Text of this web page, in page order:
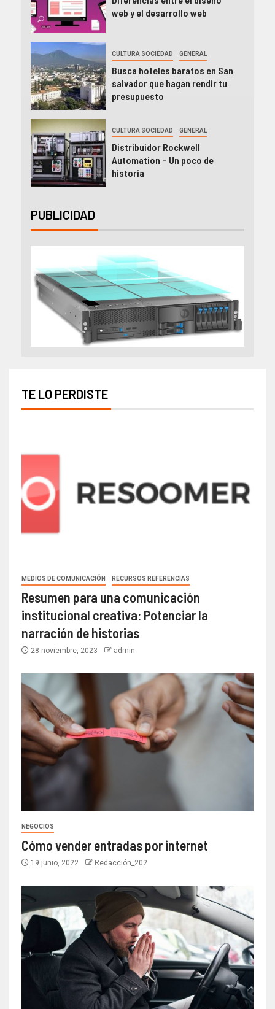
web y el desarrollo web
CULTURA SOCIEDAD GENERAL
Busca hoteles baratos en San
salvador que hagan rendir tu
presupuesto
CULTURA SOCIEDAD GENERAL
Distribuidor Rockwell
Automation – Un poco de
historia
PUBLICIDAD
TE LO PERDISTE
MEDIOS DE COMUNICACIÓN RECURSOS REFERENCIAS
Resumen para una comunicación
institucional creativa: Potenciar la
narración de historias
28 noviembre, 2023 admin
NEGOCIOS
Cómo vender entradas por internet
19 junio, 2022 Redacción_202